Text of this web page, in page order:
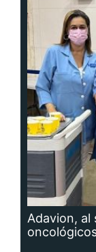
Adavion, al